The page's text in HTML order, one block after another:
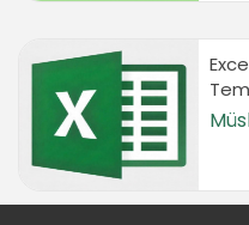
01:45
Tablo Düzenlemek
Yazı Tipi İşlemleri
Yazıyı Hücre İçinde